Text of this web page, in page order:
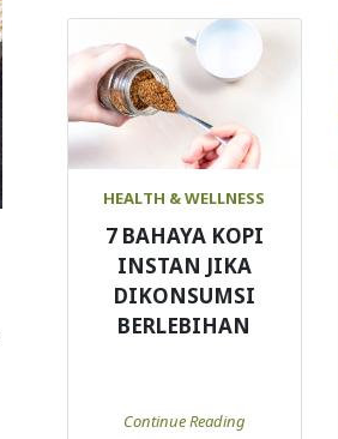
HEALTH & WELLNESS
7 BAHAYA KOPI
INSTAN JIKA
DIKONSUMSI
BERLEBIHAN
Continue Reading